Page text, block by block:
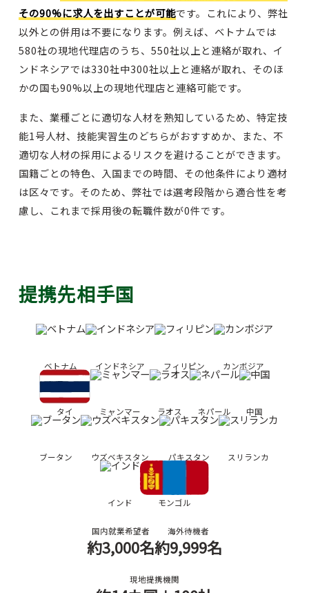
その90%に求人を出すことが可能です。これにより、弊社
以外との併用は不要になります。例えば、ベトナムでは
580社の現地代理店のうち、550社以上と連絡が取れ、イ
ンドネシアでは330社中300社以上と連絡が取れ、そのほ
かの国も90%以上の現地代理店と連絡可能です。
また、業種ごとに適切な人材を熟知しているため、特定技
能1号人材、技能実習生のどちらがおすすめか、また、不
適切な人材の採用によるリスクを避けることができます。
国籍ごとの特色、入国までの時間、その他条件により適材
は区々です。そのため、弊社では選考段階から適合性を考
慮し、これまで採用後の転職件数が0件です。
提携先相手国
ベトナム インドネシア フィリピン カンボジア
タイ ミャンマー ラオス ネパール 中国
ブータン ウズベキスタン パキスタン スリランカ
インド モンゴル
国内就業希望者
約3,000名
海外待機者
約9,999名
現地提携機関